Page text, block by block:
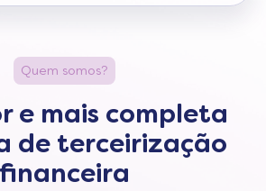
Quem somos?
e mais completa
de terceirização
financeira